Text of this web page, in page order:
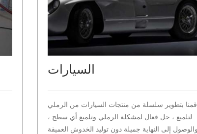
السيارات
قمنا بتطوير سلسلة من منتجات السيارات من الرملي
لتلميع ، حل فعال لمشكلة الرملي وتلميع أي سطح ،